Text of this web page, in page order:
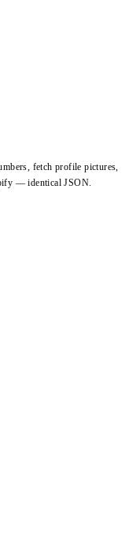
fetch profile pictures,
— identical JSON.